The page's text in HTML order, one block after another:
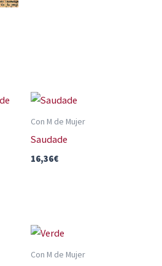
Con M de Mujer
Saudade
16,36€
Con M de Mujer